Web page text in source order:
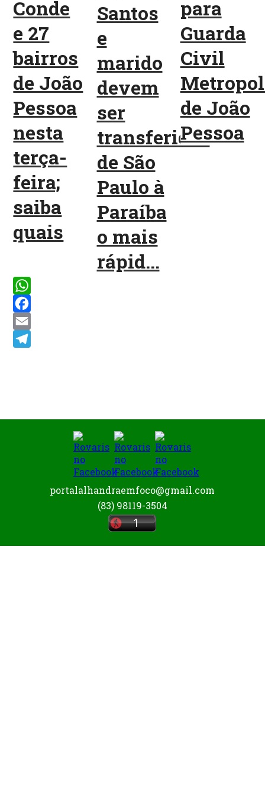
Conde
e 27
bairros
de João
Pessoa
nesta
terça-
feira;
saiba
quais
Santos
e
marido
devem
ser
transferidos
de São
Paulo à
Paraíba
o mais
rápid...
para
Guarda
Civil
de João
Pessoa
WhatsApp
Facebook
Email
portalalhandraemfoco@gmail.com
(83) 98119-3504